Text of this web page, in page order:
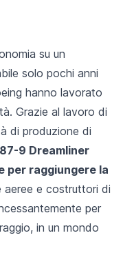
su un
solo pochi anni
hanno lavorato
Grazie al lavoro di
di produzione di
9 Dreamliner
per raggiungere la
aeree e costruttori di
per
in un mondo